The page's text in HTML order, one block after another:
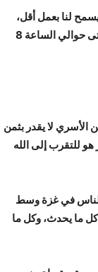
لنا بعمل أقل،
إنهم لا يغضبون منا لأنهم يدركون أننا صائمون”، مشيرًا إلى أنه يصوم من الساعة 6:20 صباحًا حتى حوالي الساعة 8
إن التضامن الأسري لا يقدر بثمن
للتقرب إلى الله
الناس في غزة وسط
كل ما يحدث، وكل ما